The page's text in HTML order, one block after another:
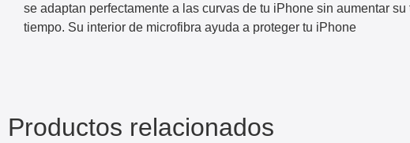
se adaptan perfectamente a las curvas de tu iPhone sin aumentar
tiempo. Su interior de microfibra ayuda a proteger tu iPhone
Productos relacionados